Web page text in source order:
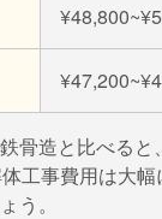
骨造と比べると
工事費用は大
う。